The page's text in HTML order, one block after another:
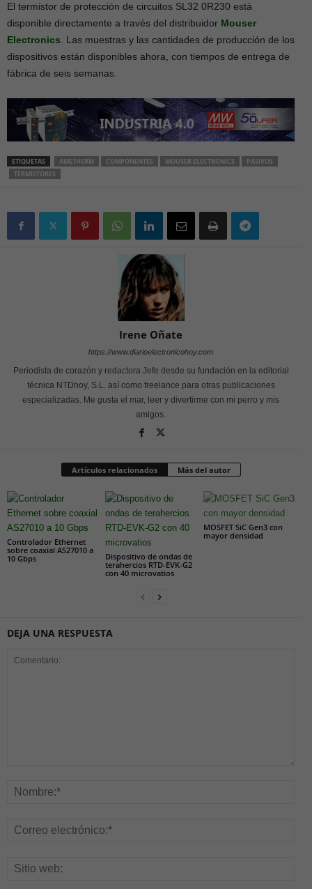
El termistor de protección de circuitos SL32 0R230 está
disponible directamente a través del distribuidor Mouser
Electronics . Las muestras y las cantidades de producción de los
dispositivos están disponibles ahora, con tiempos de entrega de
fábrica de seis semanas.
ETIQUETAS AMETHERM COMPONENTES MOUSER ELECTRONICS
PASIVOS
TERMISTORES
Irene Oñate
https://www.diarioelectronicohoy.com
Periodista de corazón y redactora Jefe desde su fundación en la editorial
técnica NTDhoy, S.L. así como freelance para otras publicaciones
especializadas. Me gusta el mar, leer y divertirme con mi perro y mis
amigos.
Artículos relacionados Más del autor
Controlador Ethernet
sobre coaxial AS27010 a
10 Gbps
Dispositivo de ondas de
terahercios RTD-EVK-G2
con 40 microvatios
MOSFET SiC Gen3 con
mayor densidad
DEJA UNA RESPUESTA